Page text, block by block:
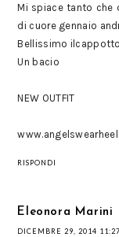
Mi spiace tanto che
di cuore gennaio
Bellissimo
Un bacio
NEW OUTFIT
RISPONDI
Eleonora Marini
DICEMBRE 29, 2014